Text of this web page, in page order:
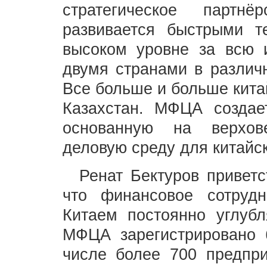
стратегическое
развивается быстрыми
высоком уровне за всю
двумя странами в
Все больше и больше
Казахстан. МФЦА
основанную на
деловую среду для
Ренат Бектуров
что финансовое
Китаем постоянно
МФЦА
числе более 700